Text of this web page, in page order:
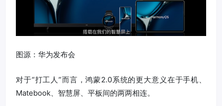
图源：华为发布会
对于“打工人”而言，鸿蒙2.0系统的更大意义在于手机、
Matebook、智慧屏、平板间的两两相连。